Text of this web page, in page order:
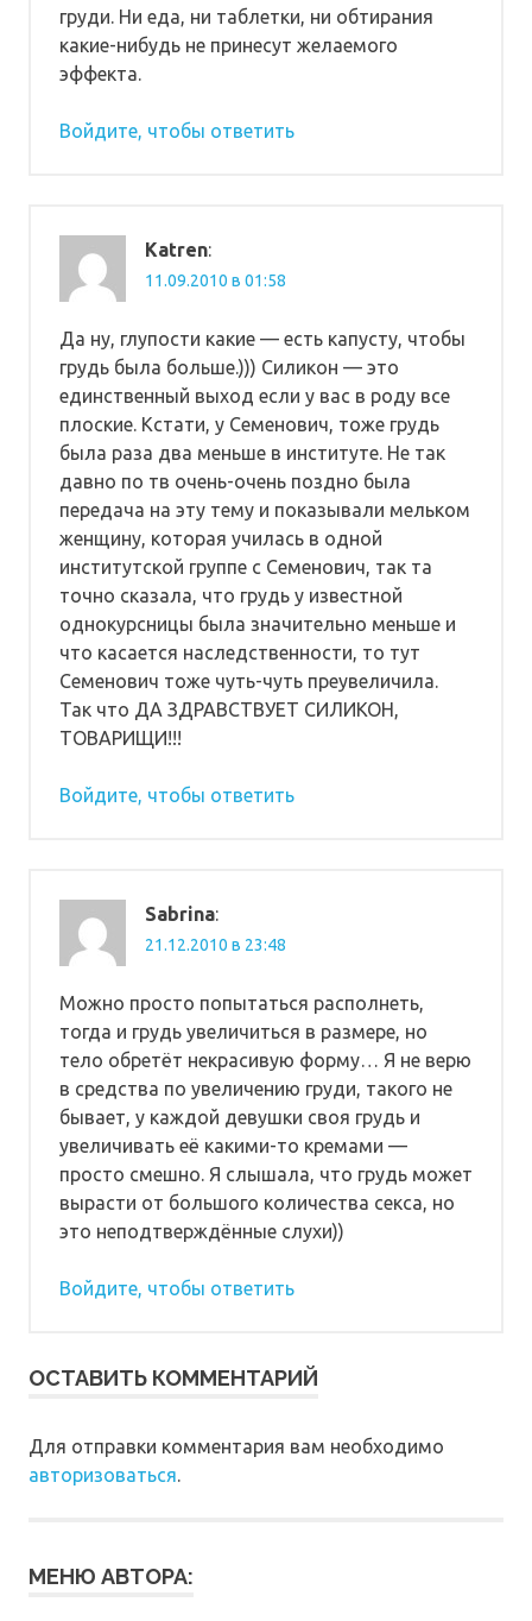
груди. Ни еда, ни таблетки, ни обтирания
какие-нибудь не принесут желаемого
эффекта.
Войдите, чтобы ответить
Katren:
11.09.2010 в 01:58
Да ну, глупости какие — есть капусту, чтобы
грудь была больше.))) Силикон — это
единственный выход если у вас в роду все
плоские. Кстати, у Семенович, тоже грудь
была раза два меньше в институте. Не так
давно по тв очень-очень поздно была
передача на эту тему и показывали мельком
женщину, которая училась в одной
институтской группе с Семенович, так та
точно сказала, что грудь у известной
однокурсницы была значительно меньше и
что касается наследственности, то тут
Семенович тоже чуть-чуть преувеличила.
Так что ДА ЗДРАВСТВУЕТ СИЛИКОН,
ТОВАРИЩИ!!!
Войдите, чтобы ответить
Sabrina:
21.12.2010 в 23:48
Можно просто попытаться располнеть,
тогда и грудь увеличиться в размере, но
тело обретёт некрасивую форму… Я не верю
в средства по увеличению груди, такого не
бывает, у каждой девушки своя грудь и
увеличивать её какими-то кремами —
просто смешно. Я слышала, что грудь может
вырасти от большого количества секса, но
это неподтверждённые слухи))
Войдите, чтобы ответить
ОСТАВИТЬ КОММЕНТАРИЙ
Для отправки комментария вам необходимо
авторизоваться.
МЕНЮ АВТОРА: